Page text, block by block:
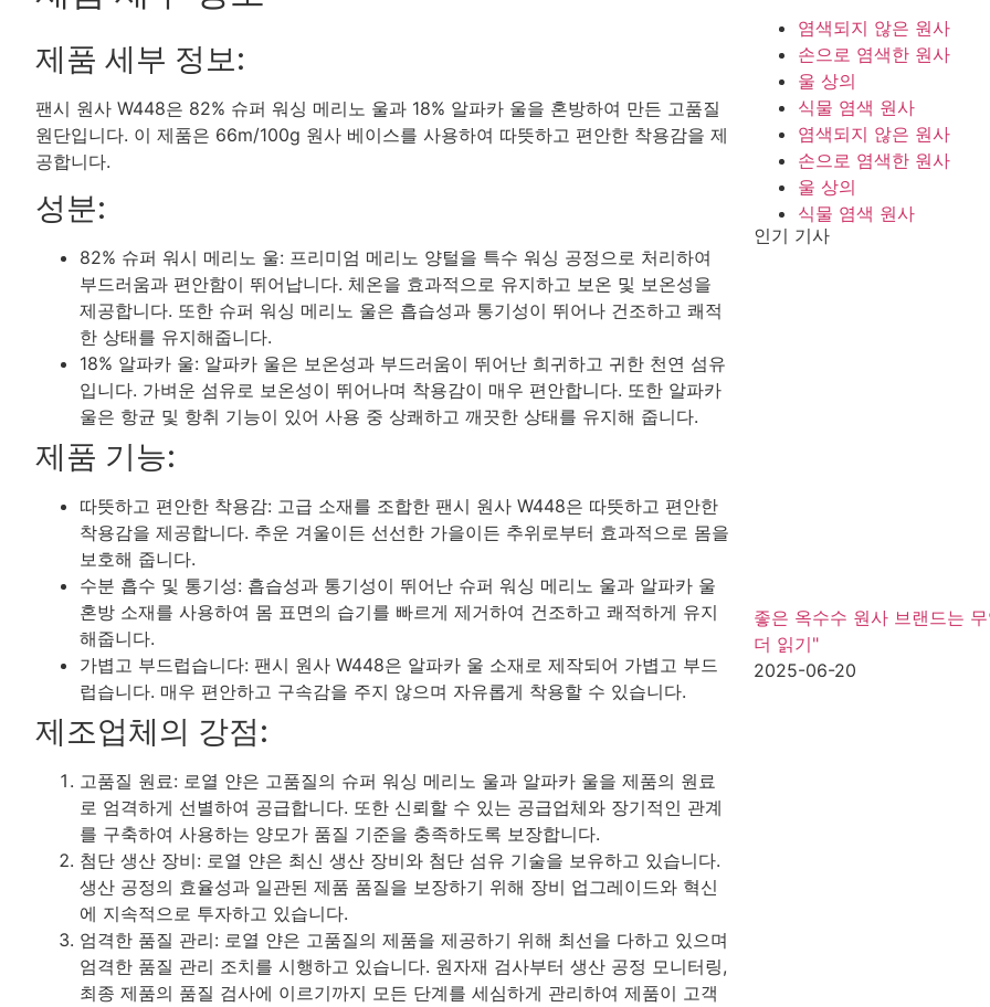
제품 세부 정보:
팬시 원사 W448은 82% 슈퍼 워싱 메리노 울과 18% 알파카 울을 혼방하여 만든 고품질
원단입니다. 이 제품은 66m/100g 원사 베이스를 사용하여 따뜻하고 편안한 착용감을 제
공합니다.
성분:
82% 슈퍼 워시 메리노 울: 프리미엄 메리노 양털을 특수 워싱 공정으로 처리하여
부드러움과 편안함이 뛰어납니다. 체온을 효과적으로 유지하고 보온 및 보온성을
제공합니다. 또한 슈퍼 워싱 메리노 울은 흡습성과 통기성이 뛰어나 건조하고 쾌적
한 상태를 유지해줍니다.
18% 알파카 울: 알파카 울은 보온성과 부드러움이 뛰어난 희귀하고 귀한 천연 섬유
입니다. 가벼운 섬유로 보온성이 뛰어나며 착용감이 매우 편안합니다. 또한 알파카
울은 항균 및 항취 기능이 있어 사용 중 상쾌하고 깨끗한 상태를 유지해 줍니다.
제품 기능:
따뜻하고 편안한 착용감: 고급 소재를 조합한 팬시 원사 W448은 따뜻하고 편안한
착용감을 제공합니다. 추운 겨울이든 선선한 가을이든 추위로부터 효과적으로 몸을
보호해 줍니다.
수분 흡수 및 통기성: 흡습성과 통기성이 뛰어난 슈퍼 워싱 메리노 울과 알파카 울
혼방 소재를 사용하여 몸 표면의 습기를 빠르게 제거하여 건조하고 쾌적하게 유지
해줍니다.
가볍고 부드럽습니다: 팬시 원사 W448은 알파카 울 소재로 제작되어 가볍고 부드
럽습니다. 매우 편안하고 구속감을 주지 않으며 자유롭게 착용할 수 있습니다.
제조업체의 강점:
고품질 원료: 로열 얀은 고품질의 슈퍼 워싱 메리노 울과 알파카 울을 제품의 원료
로 엄격하게 선별하여 공급합니다. 또한 신뢰할 수 있는 공급업체와 장기적인 관계
를 구축하여 사용하는 양모가 품질 기준을 충족하도록 보장합니다.
첨단 생산 장비: 로열 얀은 최신 생산 장비와 첨단 섬유 기술을 보유하고 있습니다.
생산 공정의 효율성과 일관된 제품 품질을 보장하기 위해 장비 업그레이드와 혁신
에 지속적으로 투자하고 있습니다.
엄격한 품질 관리: 로열 얀은 고품질의 제품을 제공하기 위해 최선을 다하고 있으며
엄격한 품질 관리 조치를 시행하고 있습니다. 원자재 검사부터 생산 공정 모니터링,
최종 제품의 품질 검사에 이르기까지 모든 단계를 세심하게 관리하여 제품이 고객
염색되지 않은 원사
손으로 염색한 원사
울 상의
식물 염색 원사
염색되지 않은 원사
손으로 염색한 원사
울 상의
식물 염색 원사
인기 기사
좋은 옥수수 원사 브랜드는
더 읽기"
2025-06-20